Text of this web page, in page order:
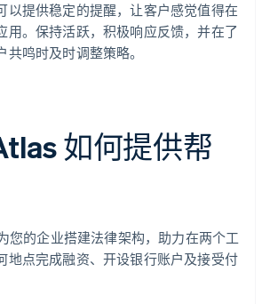
以提供稳定的提醒，让客户感觉值得在
用。保持活跃，积极响应反馈，并在了
鸣时及时调整策略。
如何提供帮
您的企业搭建法律架构，助力在两个工
地点完成融资、开设银行账户及接受付